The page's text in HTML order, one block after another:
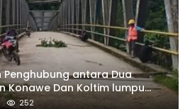
antara Dua
Konawe Dan Koltim lumpu
252